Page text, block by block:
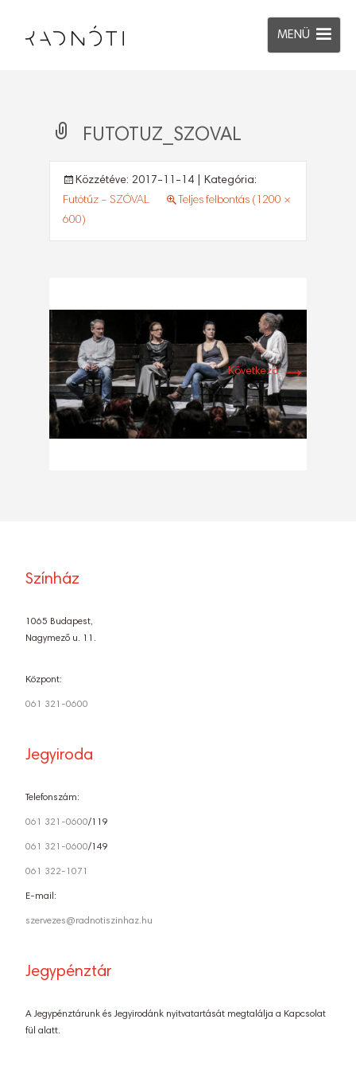
MENÜ
FUTOTUZ_SZOVAL
Közzétéve: 2017-11-14 | Kategória:
Futótűz – SZÓVAL
Teljes felbontás (1200 ×
600)
Következő→
Színház
1065 Budapest,
Nagymező u. 11.
Központ:
061 321-0600
Jegyiroda
Telefonszám:
061 321-0600/119
061 321-0600/149
061 322-1071
E-mail:
szervezes@radnotiszinhaz.hu
Jegypénztár
A Jegypénztárunk és Jegyirodánk nyitvatartását megtalálja a Kapcsolat
fül alatt.